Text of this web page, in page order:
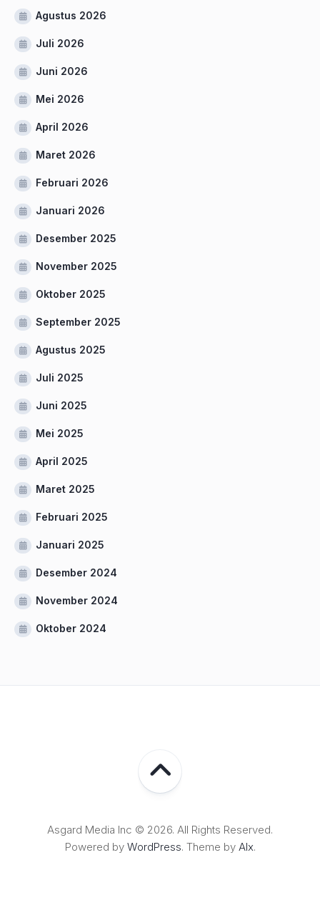
Agustus 2026
Juli 2026
Juni 2026
Mei 2026
April 2026
Maret 2026
Februari 2026
Januari 2026
Desember 2025
November 2025
Oktober 2025
September 2025
Agustus 2025
Juli 2025
Juni 2025
Mei 2025
April 2025
Maret 2025
Februari 2025
Januari 2025
Desember 2024
November 2024
Oktober 2024
Asgard Media Inc © 2026. All Rights Reserved.
Powered by WordPress. Theme by Alx.